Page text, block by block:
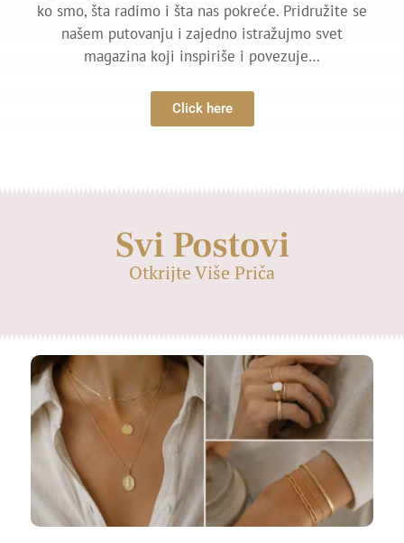
ko smo, šta radimo i šta nas pokreće. Pridružite se
našem putovanju i zajedno istražujmo svet
magazina koji inspiriše i povezuje…
Click here
Svi Postovi
Otkrijte Više Priča